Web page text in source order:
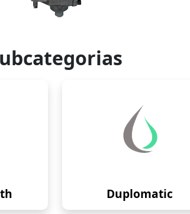
Duplomatic